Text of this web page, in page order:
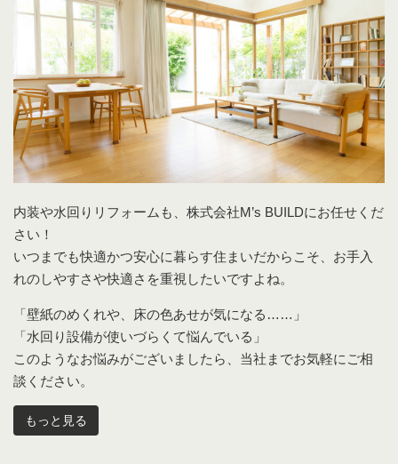
内装や水回りリフォームも、株式会社M’s BUILDにお任せくだ
さい！
いつまでも快適かつ安心に暮らす住まいだからこそ、お手入
れのしやすさや快適さを重視したいですよね。
「壁紙のめくれや、床の色あせが気になる……」
「水回り設備が使いづらくて悩んでいる」
このようなお悩みがございましたら、当社までお気軽にご相
談ください。
もっと見る